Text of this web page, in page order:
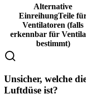
Alternative
EinreihungTeile
Ventilatoren (falls
erkennbar für
bestimmt)
Unsicher, welche
Luftdüse ist?